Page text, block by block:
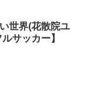
世界(花散院ユ
サッカー】